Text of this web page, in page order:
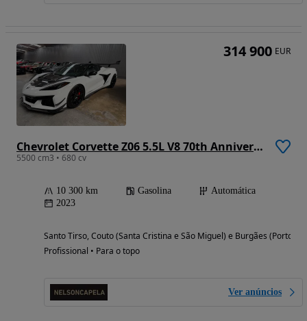
Chevrolet Corvette Z06 5.5L V8 70th Anniversary Edition Cabrio
5500 cm3 • 680 cv
10 300 km Gasolina
Automática
2023
Santo Tirso, Couto (Santa Cristina e São Miguel) e Burgães (Porto)
Profissional • Para o topo
Ver anúncios
314 900 EUR